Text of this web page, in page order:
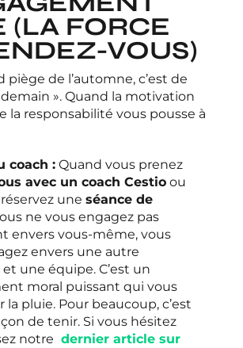
(LA FORCE
VOUS)
piège de l’automne, c’est de
». Quand la motivation
la responsabilité vous pousse à
coach : Quand vous prenez
avec un coach Cestio ou
une séance de
ne vous engagez pas
envers vous-même, vous
envers une autre
une équipe. C’est un
moral puissant qui vous
la pluie. Pour beaucoup, c’est
de tenir. Si vous hésitez
notre dernier article sur